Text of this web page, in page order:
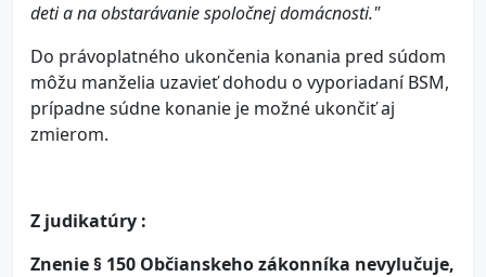
deti a na obstarávanie spoločnej domácnosti."
Do právoplatného ukončenia konania pred súdom
môžu manželia uzavieť dohodu o vyporiadaní BSM,
prípadne súdne konanie je možné ukončiť aj
zmierom.
Z judikatúry :
Znenie § 150 Občianskeho zákonníka nevylučuje,